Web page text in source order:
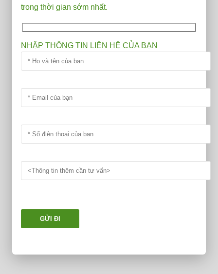
trong thời gian sớm nhất.
NHẬP THÔNG TIN LIÊN HỆ CỦA BẠN